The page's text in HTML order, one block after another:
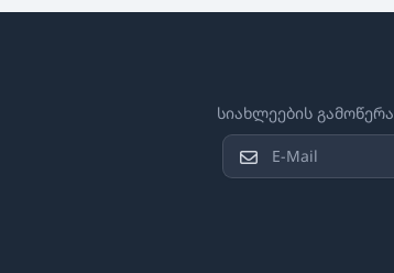
სიახლეების გამოწერა